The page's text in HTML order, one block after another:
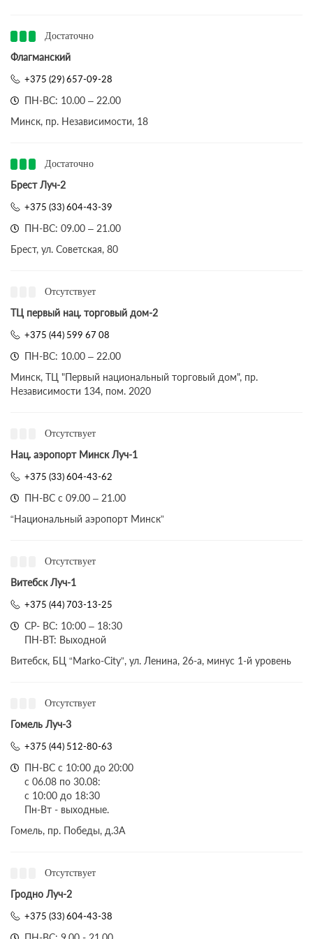
Достаточно
Флагманский
+375 (29) 657-09-28
ПН-ВС: 10.00 – 22.00
Минск, пр. Независимости, 18
Достаточно
Брест Луч-2
+375 (33) 604-43-39
ПН-ВС: 09.00 – 21.00
Брест, ул. Советская, 80
Отсутствует
ТЦ первый нац. торговый дом-2
+375 (44) 599 67 08
ПН-ВС: 10.00 – 22.00
Минск, ТЦ "Первый национальный торговый дом", пр.
Независимости 134, пом. 2020
Отсутствует
Нац. аэропорт Минск Луч-1
+375 (33) 604-43-62
ПН-ВС с 09.00 – 21.00
“Национальный аэропорт Минск”
Отсутствует
Витебск Луч-1
+375 (44) 703-13-25
СР- ВС: 10:00 – 18:30
ПН-ВТ: Выходной
Витебск, БЦ “Marko-City”, ул. Ленина, 26-а, минус 1-й уровень
Отсутствует
Гомель Луч-3
+375 (44) 512-80-63
ПН-ВС с 10:00 до 20:00
с 06.08 по 30.08:
с 10:00 до 18:30
Пн-Вт - выходные.
Гомель, пр. Победы, д.3A
Отсутствует
Гродно Луч-2
+375 (33) 604-43-38